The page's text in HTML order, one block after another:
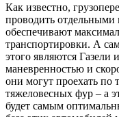
Как известно,
проводить
обеспечивают
транспортировки. А
этого являются
маневренностью и
они могут проехать по
тяжеловесных фур – а
будет самым